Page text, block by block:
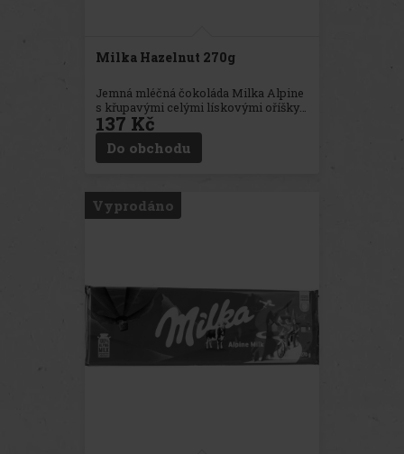
Milka Hazelnut 270g
Jemná mléčná čokoláda Milka Alpine
s křupavými celými lískovými oříšky
ve velkém formátu. Velmi slibná
kombinace!
137 Kč
Do obchodu
Vyprodáno